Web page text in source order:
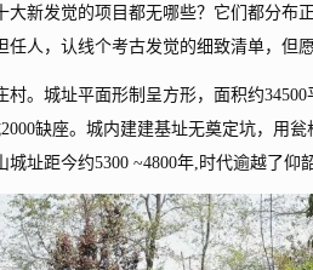
新发觉的项目都无哪些？它们都分布
人，认线个考古发觉的细致清单，但
城址平面形制呈方形，面积约34500
缺座。城内建建基址无奠定坑，用
址距今约5300 ~4800年,时代逾越了仰